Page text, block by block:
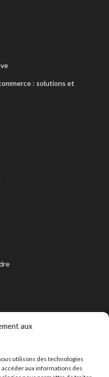
aux
utilisons des technologies
aux informations des
: solutions et